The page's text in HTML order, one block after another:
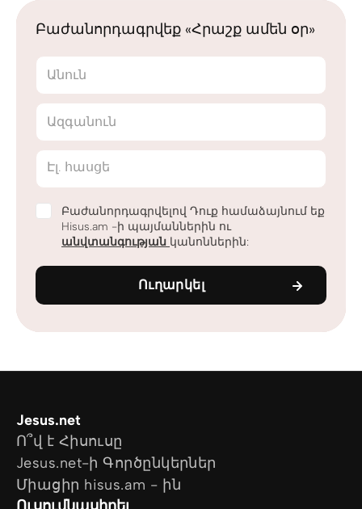
Բաժանորդագրվեք «Հրաշք ամեն օր»
Անուն
Ազգանուն
Էլ. հասցե
Բաժանորդագրվելով Դուք համաձայնում եք
Hisus.am -ի պայմաններին ու
անվտանգության կանոններին:
Ուղարկել
Jesus.net
Ո՞վ է Հիսուսը
Jesus.net-ի Գործընկերներ
Միացիր hisus.am - ին